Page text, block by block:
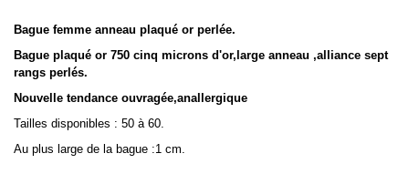
Bague femme anneau plaqué or perlée.
Bague plaqué or 750 cinq microns d'or,large anneau ,alliance sept
rangs perlés.
Nouvelle tendance ouvragée,anallergique
Tailles disponibles : 50 à 60.
Au plus large de la bague :1 cm.